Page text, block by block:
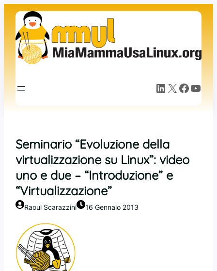
contenuto
LinkedIn X Facebook YouTube
Seminario “Evoluzione della
virtualizzazione su Linux”: video
uno e due – “Introduzione” e
“Virtualizzazione”
Raoul Scarazzini 16 Gennaio 2013